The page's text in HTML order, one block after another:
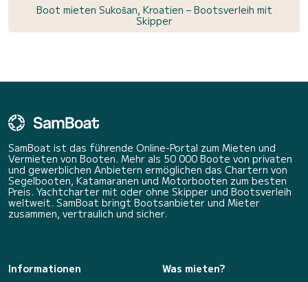
Boot mieten Sukošan, Kroatien – Bootsverleih mit
Skipper
SamBoat ist das führende Online-Portal zum Mieten und
Vermieten von Booten. Mehr als 50 000 Boote von privaten
und gewerblichen Anbietern ermöglichen das Chartern von
Segelbooten, Katamaranen und Motorbooten zum besten
Preis. Yachtcharter mit oder ohne Skipper und Bootsverleih
weltweit. SamBoat bringt Bootsanbieter und Mieter
zusammen, vertraulich und sicher.
Informationen
Was mieten?